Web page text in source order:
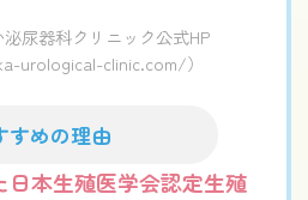
尿器科クリニック公式HP
urological-clinic.com/）
すめの理由
日本生殖医学会認定生殖